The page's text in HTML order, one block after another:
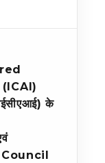
के
Council